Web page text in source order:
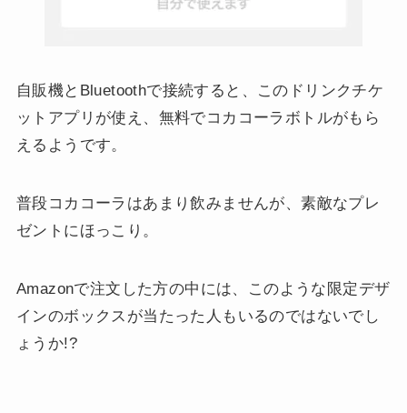
自販機とBluetoothで接続すると、このドリンクチケ
ットアプリが使え、無料でコカコーラボトルがもら
えるようです。
普段コカコーラはあまり飲みませんが、素敵なプレ
ゼントにほっこり。
Amazonで注文した方の中には、このような限定デザ
インのボックスが当たった人もいるのではないでし
ょうか!?